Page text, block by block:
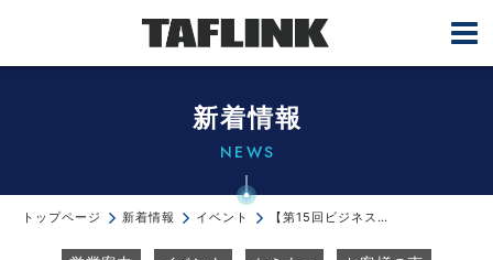
新着情報
NEWS
トップページ 新着情報 イベント 【第15回ビジネスマッチングフェア In Hamamatsu】に出展します...